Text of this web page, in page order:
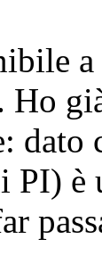
PI) è